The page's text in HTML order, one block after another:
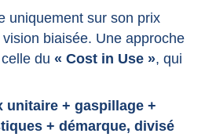
uniquement sur son prix
biaisée. Une approche
du « Cost in Use », qui
unitaire + gaspillage +
+ démarque, divisé